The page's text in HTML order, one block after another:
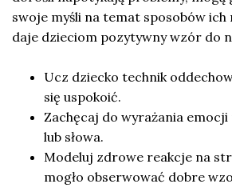
swoje myśli na temat sposobów ich
daje dzieciom pozytywny wzór do
Ucz dziecko technik
się uspokoić.
Zachęcaj do wyrażania
lub słowa.
Modeluj zdrowe reakcje na
mogło obserwować dobre